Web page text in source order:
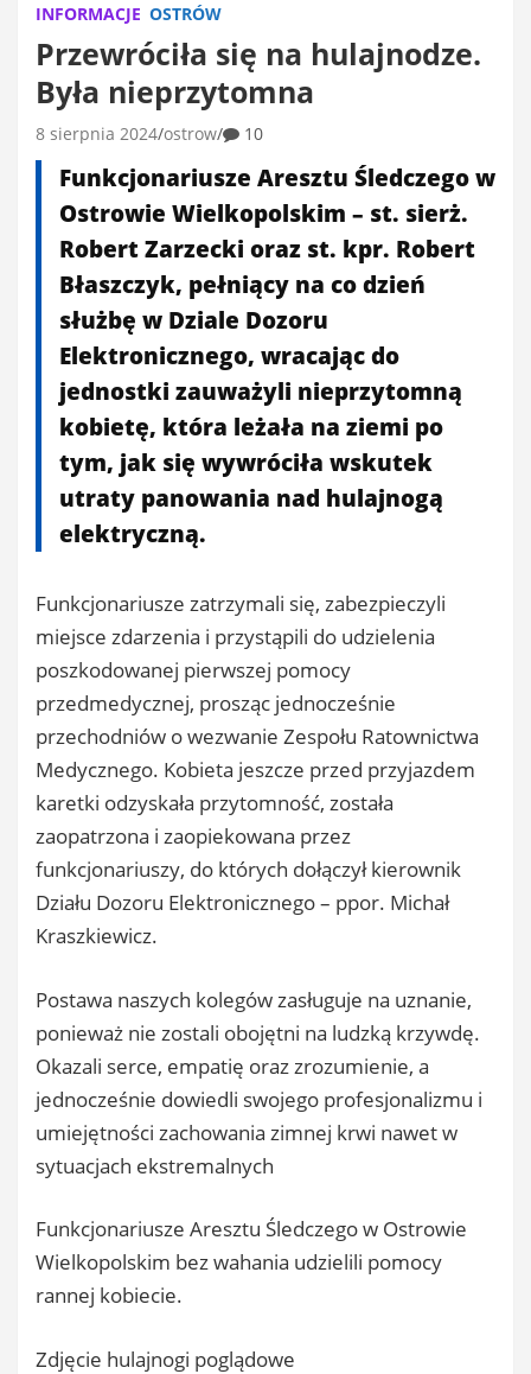
INFORMACJE OSTRÓW
Przewróciła się na hulajnodze.
Była nieprzytomna
8 sierpnia 2024 ostrow 10
Funkcjonariusze Aresztu Śledczego w
Ostrowie Wielkopolskim – st. sierż.
Robert Zarzecki oraz st. kpr. Robert
Błaszczyk, pełniący na co dzień
służbę w Dziale Dozoru
Elektronicznego, wracając do
jednostki zauważyli nieprzytomną
kobietę, która leżała na ziemi po
tym, jak się wywróciła wskutek
utraty panowania nad hulajnogą
elektryczną.
Funkcjonariusze zatrzymali się, zabezpieczyli
miejsce zdarzenia i przystąpili do udzielenia
poszkodowanej pierwszej pomocy
przedmedycznej, prosząc jednocześnie
przechodniów o wezwanie Zespołu Ratownictwa
Medycznego. Kobieta jeszcze przed przyjazdem
karetki odzyskała przytomność, została
zaopatrzona i zaopiekowana przez
funkcjonariuszy, do których dołączył kierownik
Działu Dozoru Elektronicznego – ppor. Michał
Kraszkiewicz.
Postawa naszych kolegów zasługuje na uznanie,
ponieważ nie zostali obojętni na ludzką krzywdę.
Okazali serce, empatię oraz zrozumienie, a
jednocześnie dowiedli swojego profesjonalizmu i
umiejętności zachowania zimnej krwi nawet w
sytuacjach ekstremalnych
Funkcjonariusze Aresztu Śledczego w Ostrowie
Wielkopolskim bez wahania udzielili pomocy
rannej kobiecie.
Zdjęcie hulajnogi poglądowe